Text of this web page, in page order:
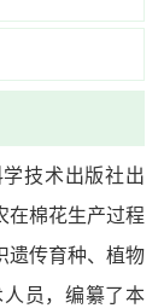
技术出版社出
在棉花生产过程
遗传育种、植物
员，编纂了本